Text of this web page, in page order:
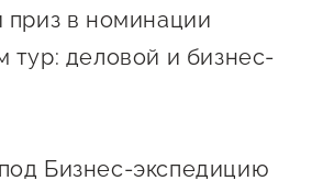
поддержка
приз в номинации
тур: деловой и бизнес-
Бизнес-экспедицию